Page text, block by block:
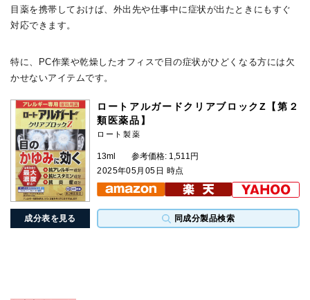
目薬を携帯しておけば、外出先や仕事中に症状が出たときにもすぐ
対応できます。
特に、PC作業や乾燥したオフィスで目の症状がひどくなる方には欠
かせないアイテムです。
成分表を見る 同成分製品検索
ロートアルガードクリアブロックZ【第２
類医薬品】
ロート製薬
13ml
参考価格: 1,511円
2025年05月05日 時点